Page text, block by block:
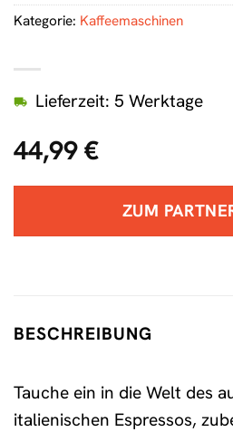
44,99€
Lieferzeit: 5 Werktage
ZUM
Kategorie: Kaffeemaschinen
BESCHREIBUNG
Tauche ein in die Welt des
italienischen Espressos,